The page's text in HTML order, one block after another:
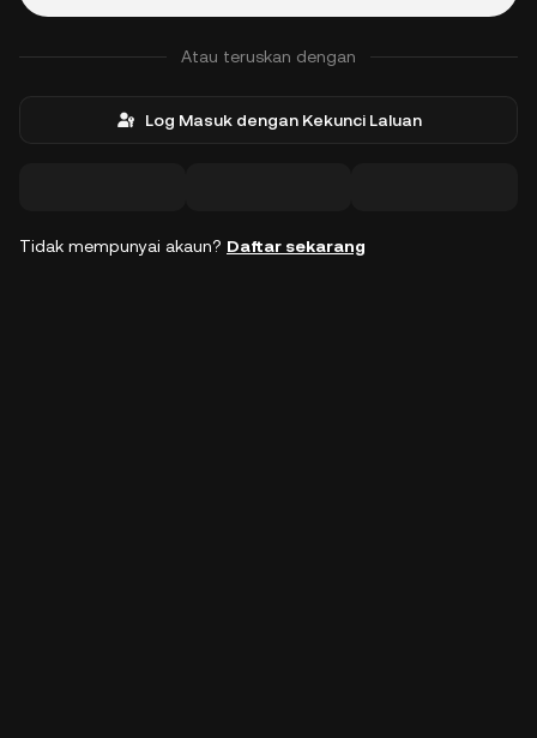
Atau teruskan dengan
Log Masuk dengan Kekunci Laluan
Tidak mempunyai akaun? Daftar sekarang